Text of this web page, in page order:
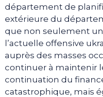
département de
extérieure du
que non seulement
l’actuelle offensive
auprès des masses
continuer à maintenir
continuation du
catastrophique, mais